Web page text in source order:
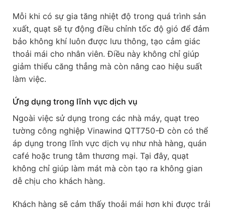
Mỗi khi có sự gia tăng nhiệt độ trong quá trình sản
xuất, quạt sẽ tự động điều chỉnh tốc độ gió để đảm
bảo không khí luôn được lưu thông, tạo cảm giác
thoải mái cho nhân viên. Điều này không chỉ giúp
giảm thiểu căng thẳng mà còn nâng cao hiệu suất
làm việc.
Ứng dụng trong lĩnh vực dịch vụ
Ngoài việc sử dụng trong các nhà máy, quạt treo
tường công nghiệp Vinawind QTT750-Đ còn có thể
áp dụng trong lĩnh vực dịch vụ như nhà hàng, quán
café hoặc trung tâm thương mại. Tại đây, quạt
không chỉ giúp làm mát mà còn tạo ra không gian
dễ chịu cho khách hàng.
Khách hàng sẽ cảm thấy thoải mái hơn khi được trải